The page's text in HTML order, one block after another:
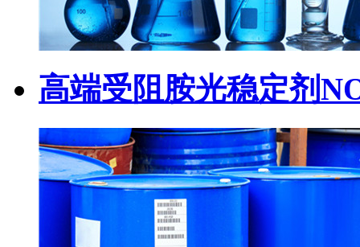
高端受阻胺光稳定剂